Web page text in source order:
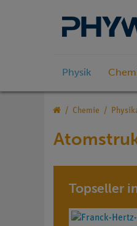
Physik
Chemie
Topseller